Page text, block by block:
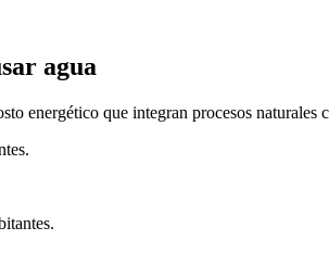
agua
energético que integran procesos naturales